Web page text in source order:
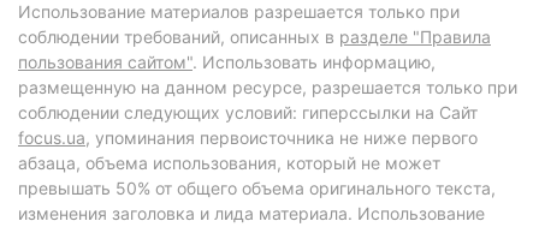
Использование материалов разрешается только при
соблюдении требований, описанных в разделе "Правила
пользования сайтом". Использовать информацию,
размещенную на данном ресурсе, разрешается только при
соблюдении следующих условий: гиперссылки на Сайт
focus.ua, упоминания первоисточника не ниже первого
абзаца, объема использования, который не может
превышать 50% от общего объема оригинального текста,
изменения заголовка и лида материала. Использование